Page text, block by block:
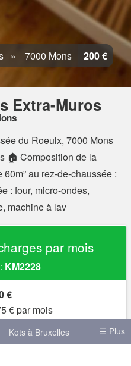
Kots à Bruxelles ☰ Plus
7000 Mons 200 €
Extra-Muros
du Roeulx, 7000 Mons
🏠 Composition de la
au rez-de-chaussée :
: four, micro-ondes,
machine à lav
par mois
KM2228
€
€ par mois